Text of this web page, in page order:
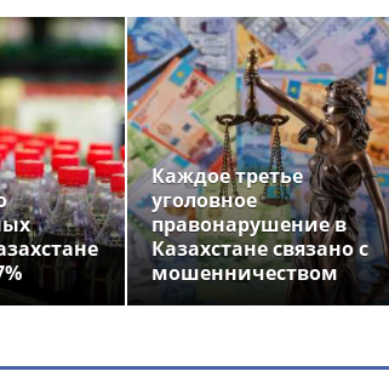
Каждое третье
уголовное
правонарушение в
Казахстане связано с
мошенничеством